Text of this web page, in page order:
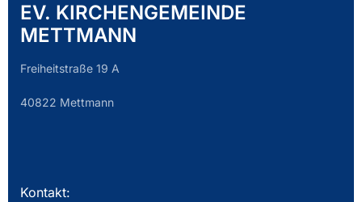
EV. KIRCHENGEMEINDE
METTMANN
Freiheitstraße 19 A
40822 Mettmann
Kontakt: